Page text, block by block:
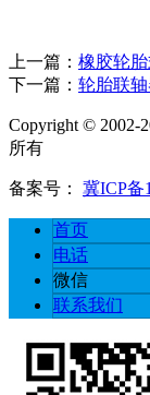
上一篇： 橡胶轮
下一篇： 轮胎联
Copyright © 2002-
所有
备案号： 冀ICP备
首页
电话
微信
联系我们